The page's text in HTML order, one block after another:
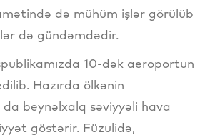
də mühüm işlər görülüb
də gündəmdədir.
10-dək aeroportun
Hazırda ölkənin
da beynəlxalq səviyyəli hava
göstərir. Füzulidə,